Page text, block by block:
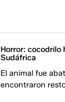
Horror: cocodrilo
Sudáfrica
El animal fue
encontraron